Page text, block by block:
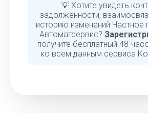
💡 Хотите увидеть
задолженности,
историю изменений Частное
Автоматсервис?
получите бесплатный 48-
ко всем данным сервиса